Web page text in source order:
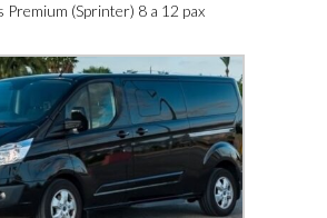
Premium (Sprinter) 8 a 12 pax